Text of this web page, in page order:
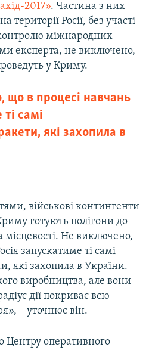
2017». Частина з них
території Росії, без участі
міжнародних
експерта, не виключено,
у Криму.
що в процесі навчань
самі
які захопила в
військові контингенти
готують полігони до
Не виключено,
запускатиме ті самі
які захопила в України.
виробництва, але вони
дії покриває всю
‒ уточнює він.
Центру оперативного